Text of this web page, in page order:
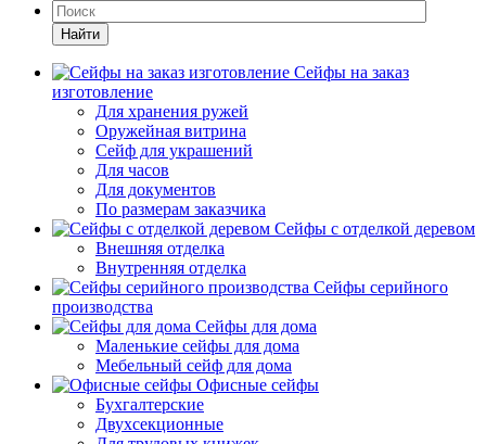
Найти
Сейфы на заказ
изготовление
Для хранения ружей
Оружейная витрина
Сейф для украшений
Для часов
Для документов
По размерам заказчика
Сейфы с отделкой деревом
Внешняя отделка
Внутренняя отделка
Сейфы серийного
производства
Сейфы для дома
Маленькие сейфы для дома
Мебельный сейф для дома
Офисные сейфы
Бухгалтерские
Двухсекционные